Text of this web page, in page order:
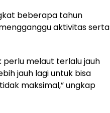
beberapa tahun
aktivitas serta
perlu melaut terlalu jauh
jauh lagi untuk bisa
maksimal,” ungkap